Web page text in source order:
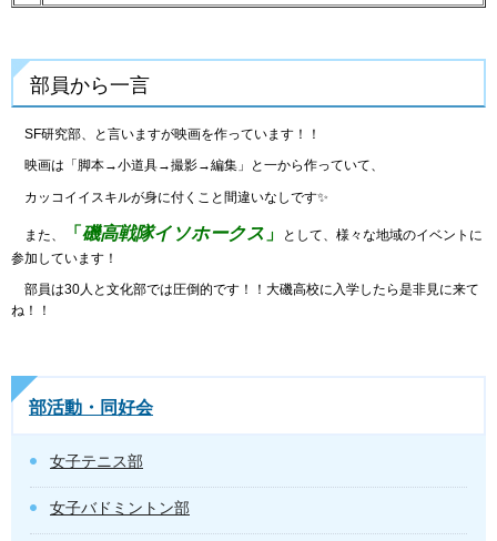
部員から一言
SF研究部、と言いますが映画を作っています！！
映画は「脚本→小道具→撮影→編集」と一から作っていて、
カッコイイスキルが身に付くこと間違いなしです✨
また、 「 磯高戦隊イソホークス 」
として、様々な地域のイベントに
参加しています！
部員は30人と文化部では圧倒的です！！大磯高校に入学したら是非見に来て
ね！！
部活動・同好会
女子テニス部
女子バドミントン部